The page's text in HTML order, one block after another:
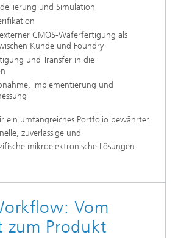
und Simulation
CMOS-Waferfertigung als
Kunde und Foundry
und Transfer in die
Implementierung und
ein umfangreiches Portfolio bewährter
zuverlässige und
mikroelektronische Lösungen
Vom
zum Produkt